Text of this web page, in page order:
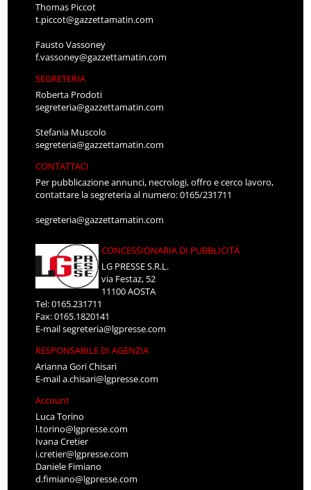
Thomas Piccot
t.piccot@gazzettamatin.com
Fausto Vassoney
f.vassoney@gazzettamatin.com
SEGRETERIA
Roberta Prodoti
segreteria@gazzettamatin.com
Stefania Muscolo
segreteria@gazzettamatin.com
CONTATTACI
Per pubblicazione annunci, necrologi, offro e cerco lavoro,
contattare la segreteria al numero: 0165/231711
segreteria@gazzettamatin.com
CONCESSIONARIA DI PUBBLICITÀ
LG PRESSE S.R.L.
via Festaz, 52
11100 AOSTA
Tel: 0165.231711
Fax: 0165.1820141
E-mailsegreteria@lgpresse.com
RESPONSABILE DI AGENZIA
Arianna Gori Chisari
E-maila.chisari@lgpresse.com
Account
Luca Torino
l.torino@lgpresse.com
Ivana Cretier
i.cretier@lgpresse.com
Daniele Fimiano
d.fimiano@lgpresse.com